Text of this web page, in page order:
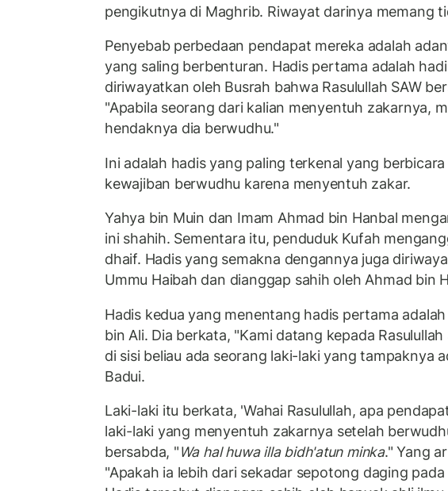
pengikutnya di Maghrib. Riwayat darinya memang
Penyebab perbedaan pendapat mereka adalah
yang saling berbenturan. Hadis pertama adalah
diriwayatkan oleh Busrah bahwa Rasulullah SAW
"Apabila seorang dari kalian menyentuh zakarnya,
hendaknya dia berwudhu."
Ini adalah hadis yang paling terkenal yang
kewajiban berwudhu karena menyentuh zakar.
Yahya bin Muin dan Imam Ahmad bin Hanbal
ini shahih. Sementara itu, penduduk Kufah
dhaif. Hadis yang semakna dengannya juga
Ummu Haibah dan dianggap sahih oleh Ahmad bin
Hadis kedua yang menentang hadis pertama
bin Ali. Dia berkata, "Kami datang kepada Rasulullah
di sisi beliau ada seorang laki-laki yang tampaknya
Badui.
Laki-laki itu berkata, 'Wahai Rasulullah, apa
laki-laki yang menyentuh zakarnya setelah
bersabda, "Wa hal huwa illa bidh'atun minka." Yang
"Apakah ia lebih dari sekadar sepotong daging